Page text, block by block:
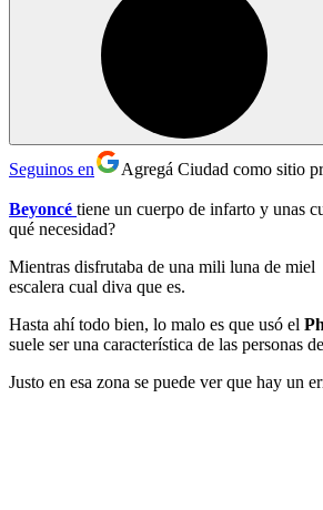
Seguinos en Agregá Ciudad como sitio
Beyoncé tiene un cuerpo de infarto y unas
qué necesidad?
Mientras disfrutaba de una mili luna de miel
escalera cual diva que es.
Hasta ahí todo bien, lo malo es que usó el
suele ser una característica de las personas
Justo en esa zona se puede ver que hay un